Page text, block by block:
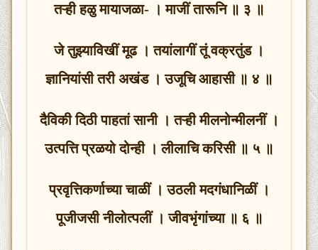
तऱ्ही हळु मायाजळा- । माजीं तारूनि ॥ ३ ॥
जे तुझ्याविखीं मूढ । तयांलागीं तूं वक्रतुंड ।
ज्ञानियांसी तरी अखंड । उजूचि आहासी ॥ ४ ॥
दैविकी दिठी पाहतां सानी । तऱ्ही मीलनोन्मीलनीं ।
उत्पत्ति प्रळयो दोन्ही । लीलाचि करिसी ॥ ५ ॥
प्रवृत्तिकर्णाच्या चाळीं । उठली मदगंधानिळीं ।
पूजीजसी नीलोत्पलीं । जीवभृंगांच्या ॥ ६ ॥